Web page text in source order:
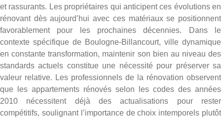
et rassurants. Les propriétaires qui anticipent ces évolutions en
rénovant dès aujourd’hui avec ces matériaux se positionnent
favorablement pour les prochaines décennies. Dans le
contexte spécifique de Boulogne-Billancourt, ville dynamique
en constante transformation, maintenir son bien au niveau des
standards actuels constitue une nécessité pour préserver sa
valeur relative. Les professionnels de la rénovation observent
que les appartements rénovés selon les codes des années
2010 nécessitent déjà des actualisations pour rester
compétitifs, soulignant l’importance de choix intemporels plutôt